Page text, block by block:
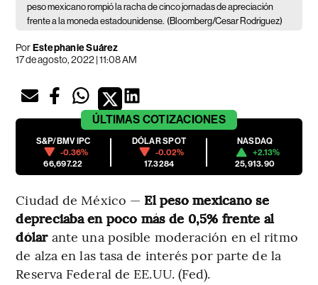
peso mexicano rompió la racha de cinco jornadas de apreciación
frente a la moneda estadounidense. (Bloomberg/Cesar Rodriguez)
PorEstephanie Suárez
17 de agosto, 2022 | 11:08 AM
ÚLTIMAS COTIZACIONES
S&P/BMV IPC
-0.36%
66,697.22
DÓLAR SPOT
-0.02%
17.3284
NASDAQ
+2.13%
25,913.90
Ciudad de México — El peso mexicano se
depreciaba en poco más de 0,5% frente al
dólar ante una posible moderación en el ritmo
de alza en las tasa de interés por parte de la
Reserva Federal de EE.UU. (Fed).